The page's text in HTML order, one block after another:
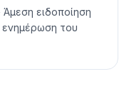
ειδοποίηση
του